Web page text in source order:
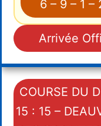
6 – 9 – 1 –
Arrivée
COURSE DU
15 : 15 –